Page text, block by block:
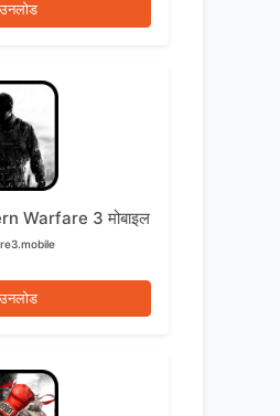
Warfare 3 मोबाइल